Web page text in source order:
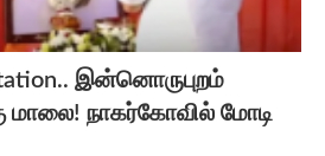
இன்னொருபுறம்
நாகர்கோவில் மோடி